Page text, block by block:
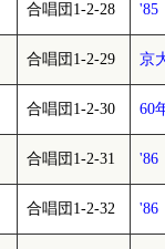
合唱団1-2-28 '85
合唱団1-2-29 京
合唱団1-2-30 60
合唱団1-2-31 '86
合唱団1-2-32 '86